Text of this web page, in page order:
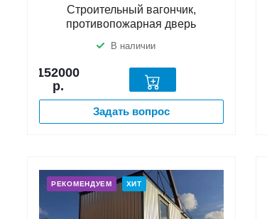
Строительный вагончик,
противопожарная дверь
В наличии
152000
р.
Задать вопрос
РЕКОМЕНДУЕМ ХИТ